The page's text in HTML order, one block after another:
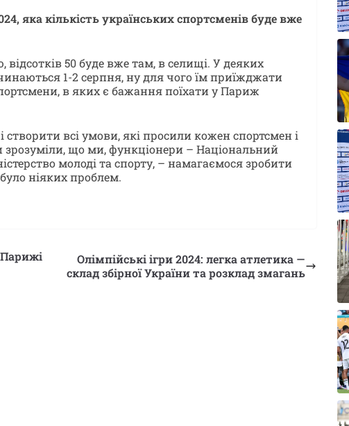
яка кількість українських спортсменів буде вже
50 буде вже там, в селищі. У деяких
1-2 серпня, ну для чого їм приїжджати
в яких є бажання поїхати у Париж
всі умови, які просили кожен спортсмен і
зрозуміли, що ми, функціонери – Національний
молоді та спорту, – намагаємося зробити
ніяких проблем.
Парижі
Олімпійські ігри 2024: легка атлетика —
склад збірної України та розклад змагань